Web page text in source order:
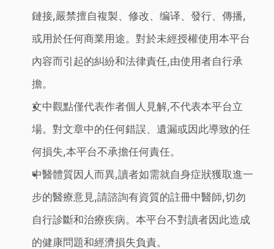
鏈接,嚴禁擅自複製、修改、编译、發行、傳播,
或用於任何商業用途。對於未經授權使用本平台
內容而引起的糾紛和法律責任,由使用者自行承
擔。
文中觀點僅代表作者個人見解,不代表本平台立
場。對文章中的任何錯誤、遺漏或因此導致的任
何損失,本平台不承擔任何責任。
中醫體質因人而異,讀者如需就自身症狀獲取進一
步的醫療意見,請諮詢有資質的註冊中醫師,切勿
自行診斷和治療疾病。本平台不對讀者因此造成
的健康問題和經濟損失負責。